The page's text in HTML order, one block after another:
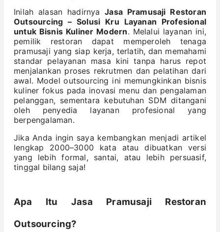
Inilah alasan hadirnyaJasa Pramusaji Restoran
Outsourcing – Solusi Kru Layanan Profesional
untuk Bisnis Kuliner Modern. Melalui layanan ini,
pemilik restoran dapat memperoleh tenaga
pramusaji yang siap kerja, terlatih, dan memahami
standar pelayanan masa kini tanpa harus repot
menjalankan proses rekrutmen dan pelatihan dari
awal. Model outsourcing ini memungkinkan bisnis
kuliner fokus pada inovasi menu dan pengalaman
pelanggan, sementara kebutuhan SDM ditangani
oleh penyedia layanan profesional yang
berpengalaman.
Jika Anda ingin saya kembangkan menjadi artikel
lengkap 2000–3000 kata atau dibuatkan versi
yang lebih formal, santai, atau lebih persuasif,
tinggal bilang saja!
Apa Itu Jasa Pramusaji Restoran
Outsourcing?